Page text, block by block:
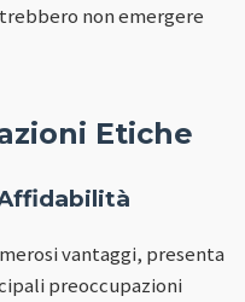
non emergere
Etiche
vantaggi, presenta
preoccupazioni